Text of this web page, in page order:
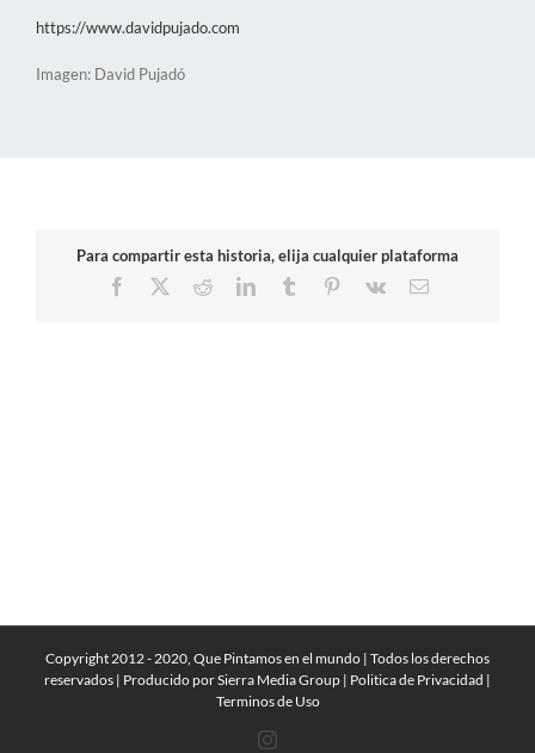
https://www.davidpujado.com
Imagen: David Pujadó
Para compartir esta historia, elija cualquier plataforma
Facebook
RedditLinkedInTumblr Pinterest
Vk
Correo
Copyright 2012 - 2020, Que Pintamos en el mundo | Todos los derechos
reservados | Producido porSierra Media Group | Politica de Privacidad |
Terminos de Uso
Instagram